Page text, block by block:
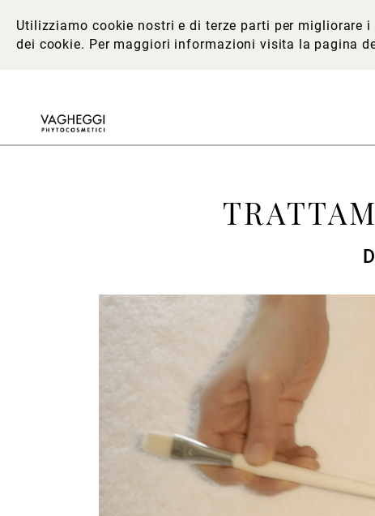
Utilizziamo cookie nostri e di terze parti per migliorare
dei cookie. Per maggiori informazionivisita la pagina